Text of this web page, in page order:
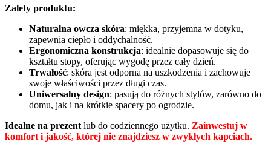
Zalety produktu:
Naturalna owcza skóra: miękka, przyjemna w dotyku,
zapewnia ciepło i oddychalność.
Ergonomiczna konstrukcja: idealnie dopasowuje się do
kształtu stopy, oferując wygodę przez cały dzień.
Trwałość: skóra jest odporna na uszkodzenia i zachowuje
swoje właściwości przez długi czas.
Uniwersalny design: pasują do różnych stylów, zarówno do
domu, jak i na krótkie spacery po ogrodzie.
Idealne na prezent lub do codziennego użytku. Zainwestuj w
komfort i jakość, której nie znajdziesz w zwykłych kapciach.